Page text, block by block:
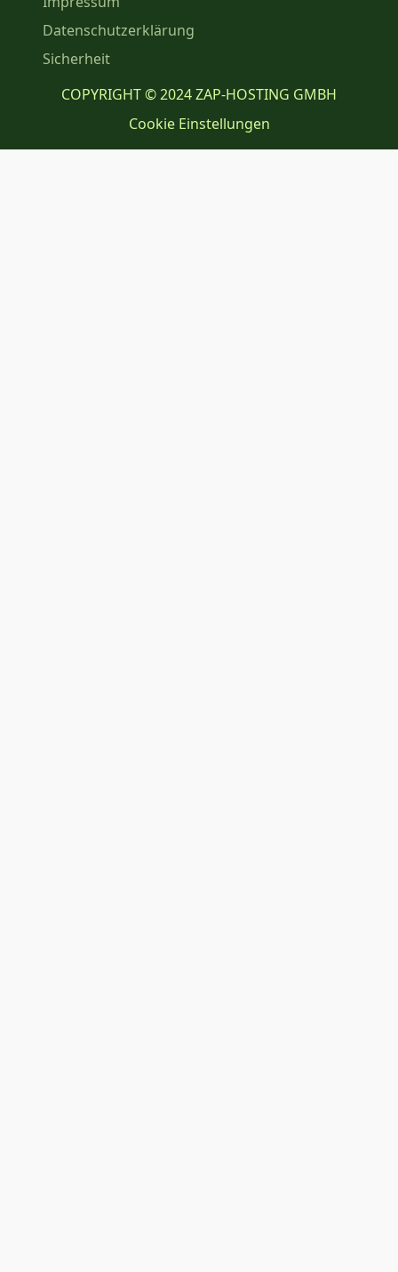
Datenschutzerklärung
Sicherheit
COPYRIGHT © 2024 ZAP-HOSTING GMBH
Cookie Einstellungen